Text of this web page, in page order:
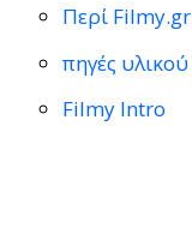
Περί Filmy.gr
πηγές
Filmy Intro